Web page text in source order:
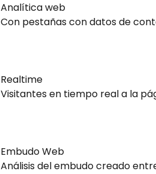
Analítica web
Con pestañas con datos de
Realtime
Visitantes en tiempo real a la
Embudo Web
Análisis del embudo creado